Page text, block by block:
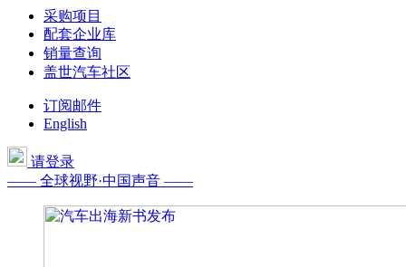
采购项目
配套企业库
销量查询
盖世汽车社区
订阅邮件
English
请登录
—— 全球视野·中国声音 ——